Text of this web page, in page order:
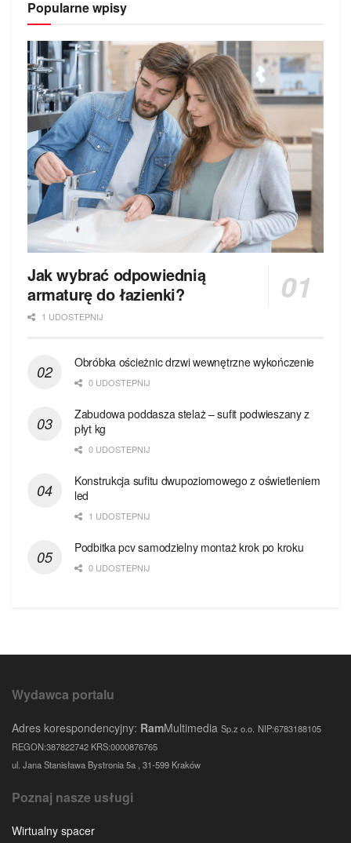
Popularne wpisy
Jak wybrać odpowiednią
armaturę do łazienki?
1 UDOSTEPNIJ
Obróbka ościeżnic drzwi wewnętrzne wykończenie
0 UDOSTEPNIJ
Zabudowa poddasza stelaż – sufit podwieszany z
płyt kg
0 UDOSTEPNIJ
Konstrukcja sufitu dwupoziomowego z oświetleniem
led
1 UDOSTEPNIJ
Podbitka pcv samodzielny montaż krok po kroku
0 UDOSTEPNIJ
Wydawca portalu
Adres korespondencyjny: RamMultimedia Sp.z o.o. NIP:6783188105
REGON:387822742 KRS:0000876765
ul. Jana Stanisława Bystronia 5a , 31-599 Kraków
Poznaj nasze usługi
Wirtualny spacer